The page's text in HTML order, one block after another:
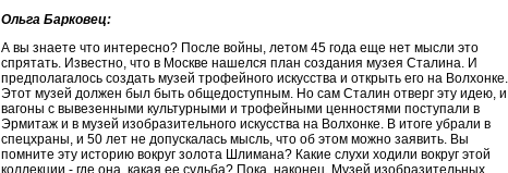
Ольга Барковец:
А вы знаете что интересно? После войны, летом 45 года еще нет мысли это
спрятать. Известно, что в Москве нашелся план создания музея Сталина. И
предполагалось создать музей трофейного искусства и открыть его на Волхонке.
Этот музей должен был быть общедоступным. Но сам Сталин отверг эту идею, и
вагоны с вывезенными культурными и трофейными ценностями поступали в
Эрмитаж и в музей изобразительного искусства на Волхонке. В итоге убрали в
спецхраны, и 50 лет не допускалась мысль, что об этом можно заявить. Вы
помните эту историю вокруг золота Шлимана? Какие слухи ходили вокруг этой
коллекции - где она, какая ее судьба? Пока, наконец, Музей изобразительных